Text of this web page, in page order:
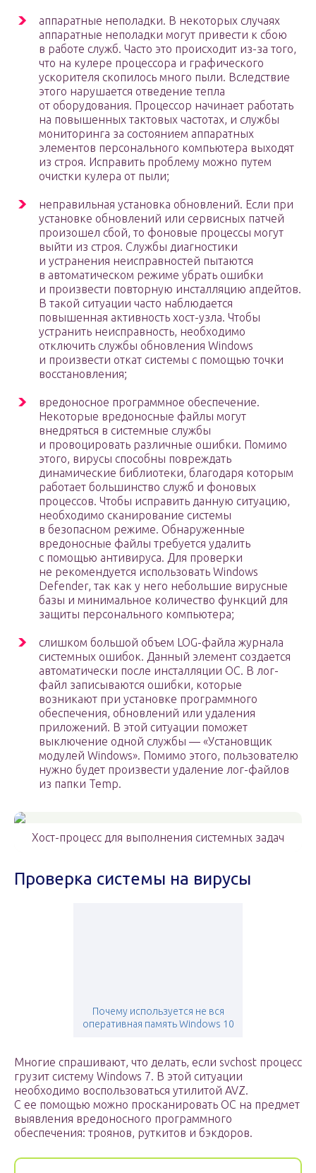
аппаратные неполадки. В некоторых случаях
аппаратные неполадки могут привести к сбою
в работе служб. Часто это происходит из-за того,
что на кулере процессора и графического
ускорителя скопилось много пыли. Вследствие
этого нарушается отведение тепла
от оборудования. Процессор начинает работать
на повышенных тактовых частотах, и службы
мониторинга за состоянием аппаратных
элементов персонального компьютера выходят
из строя. Исправить проблему можно путем
очистки кулера от пыли;
неправильная установка обновлений. Если при
установке обновлений или сервисных патчей
произошел сбой, то фоновые процессы могут
выйти из строя. Службы диагностики
и устранения неисправностей пытаются
в автоматическом режиме убрать ошибки
и произвести повторную инсталляцию апдейтов.
В такой ситуации часто наблюдается
повышенная активность хост-узла. Чтобы
устранить неисправность, необходимо
отключить службы обновления Windows
и произвести откат системы с помощью точки
восстановления;
вредоносное программное обеспечение.
Некоторые вредоносные файлы могут
внедряться в системные службы
и провоцировать различные ошибки. Помимо
этого, вирусы способны повреждать
динамические библиотеки, благодаря которым
работает большинство служб и фоновых
процессов. Чтобы исправить данную ситуацию,
необходимо сканирование системы
в безопасном режиме. Обнаруженные
вредоносные файлы требуется удалить
с помощью антивируса. Для проверки
не рекомендуется использовать Windows
Defender, так как у него небольшие вирусные
базы и минимальное количество функций для
защиты персонального компьютера;
слишком большой объем LOG-файла журнала
системных ошибок. Данный элемент создается
автоматически после инсталляции ОС. В лог-
файл записываются ошибки, которые
возникают при установке программного
обеспечения, обновлений или удаления
приложений. В этой ситуации поможет
выключение одной службы — «Установщик
модулей Windows». Помимо этого, пользователю
нужно будет произвести удаление лог-файлов
из папки Temp.
Хост-процесс для выполнения системных задач
Проверка системы на вирусы
Почему используется не вся
оперативная память Windows 10
Многие спрашивают, что делать, если svchost процесс
грузит систему Windows 7. В этой ситуации
необходимо воспользоваться утилитой AVZ.
С ее помощью можно просканировать ОС на предмет
выявления вредоносного программного
обеспечения: троянов, руткитов и бэкдоров.